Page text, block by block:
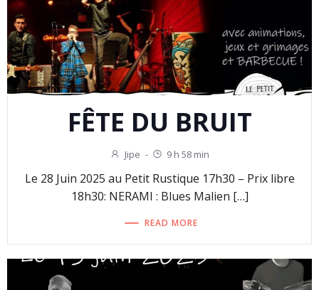
FÊTE DU BRUIT
Jipe - 9 h 58 min
Le 28 Juin 2025 au Petit Rustique 17h30 – Prix libre
18h30: NERAMI : Blues Malien […]
READ MORE